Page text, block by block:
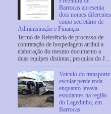
Barrocas apresenta
dois nomes diferentes
como secretário de
Administração e Finanças
Termo de Referência de processo de
contratação de hospedagem atribui a
elaboração do mesmo documento a
duas equipes distintas; pesquisa do J...
Veículo do transporte
escolar perde roda
enquanto levava
estudantes na região
do Lagedinho, em
Barrocas